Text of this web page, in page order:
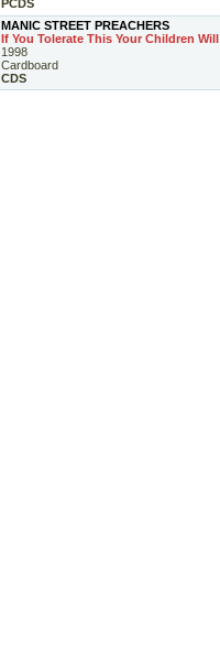
PCDS
MANIC STREET PREACHERS
If You Tolerate This Your Children
1998
Cardboard
CDS